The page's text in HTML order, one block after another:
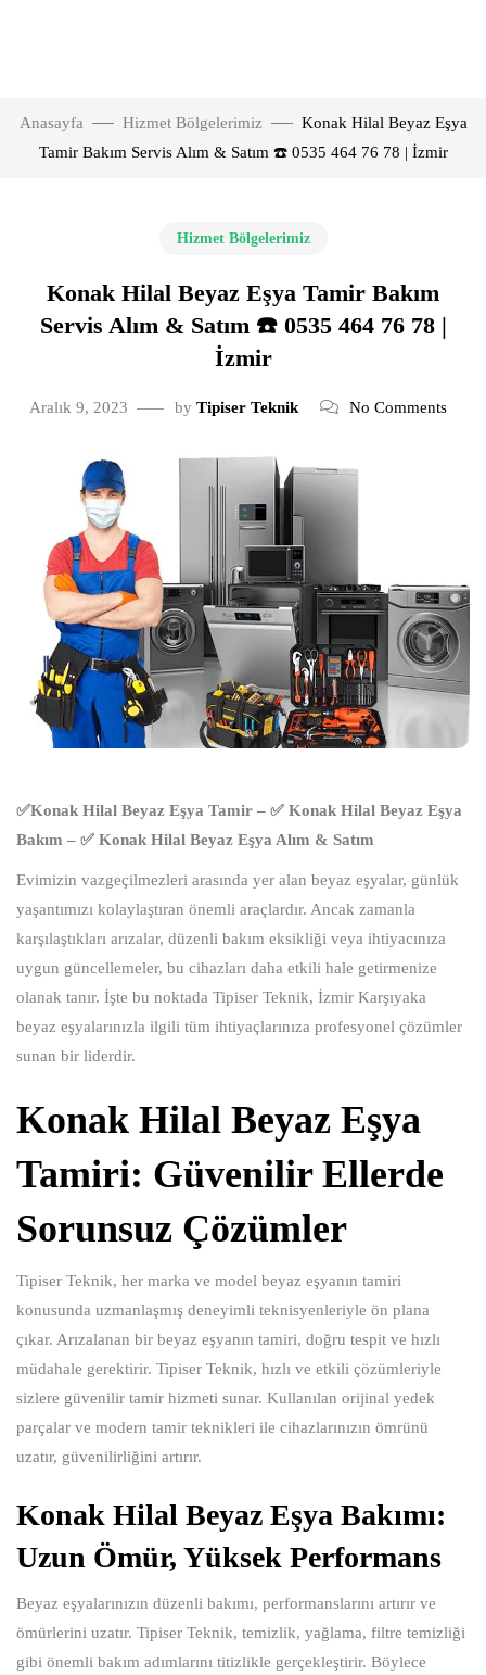
Anasayfa Hizmet Bölgelerimiz
Konak Hilal Beyaz Eşya
Tamir Bakım Servis Alım & Satım ☎️ 0535 464 76 78 | İzmir
Hizmet Bölgelerimiz
Konak Hilal Beyaz Eşya Tamir Bakım
Servis Alım & Satım ☎️ 0535 464 76 78 |
İzmir
Aralık 9, 2023 by Tipiser Teknik No Comments
✅Konak Hilal Beyaz Eşya Tamir – ✅ Konak Hilal Beyaz Eşya
Bakım – ✅ Konak Hilal Beyaz Eşya Alım & Satım
Evimizin vazgeçilmezleri arasında yer alan beyaz eşyalar, günlük
yaşantımızı kolaylaştıran önemli araçlardır. Ancak zamanla
karşılaştıkları arızalar, düzenli bakım eksikliği veya ihtiyacınıza
uygun güncellemeler, bu cihazları daha etkili hale getirmenize
olanak tanır. İşte bu noktada Tipiser Teknik, İzmir Karşıyaka
beyaz eşyalarınızla ilgili tüm ihtiyaçlarınıza profesyonel çözümler
sunan bir liderdir.
Konak Hilal Beyaz Eşya
Tamiri: Güvenilir Ellerde
Sorunsuz Çözümler
Tipiser Teknik, her marka ve model beyaz eşyanın tamiri
konusunda uzmanlaşmış deneyimli teknisyenleriyle ön plana
çıkar. Arızalanan bir beyaz eşyanın tamiri, doğru tespit ve hızlı
müdahale gerektirir. Tipiser Teknik, hızlı ve etkili çözümleriyle
sizlere güvenilir tamir hizmeti sunar. Kullanılan orijinal yedek
parçalar ve modern tamir teknikleri ile cihazlarınızın ömrünü
uzatır, güvenilirliğini artırır.
Konak Hilal Beyaz Eşya Bakımı:
Uzun Ömür, Yüksek Performans
Beyaz eşyalarınızın düzenli bakımı, performanslarını artırır ve
ömürlerini uzatır. Tipiser Teknik, temizlik, yağlama, filtre temizliği
gibi önemli bakım adımlarını titizlikle gerçekleştirir. Böylece